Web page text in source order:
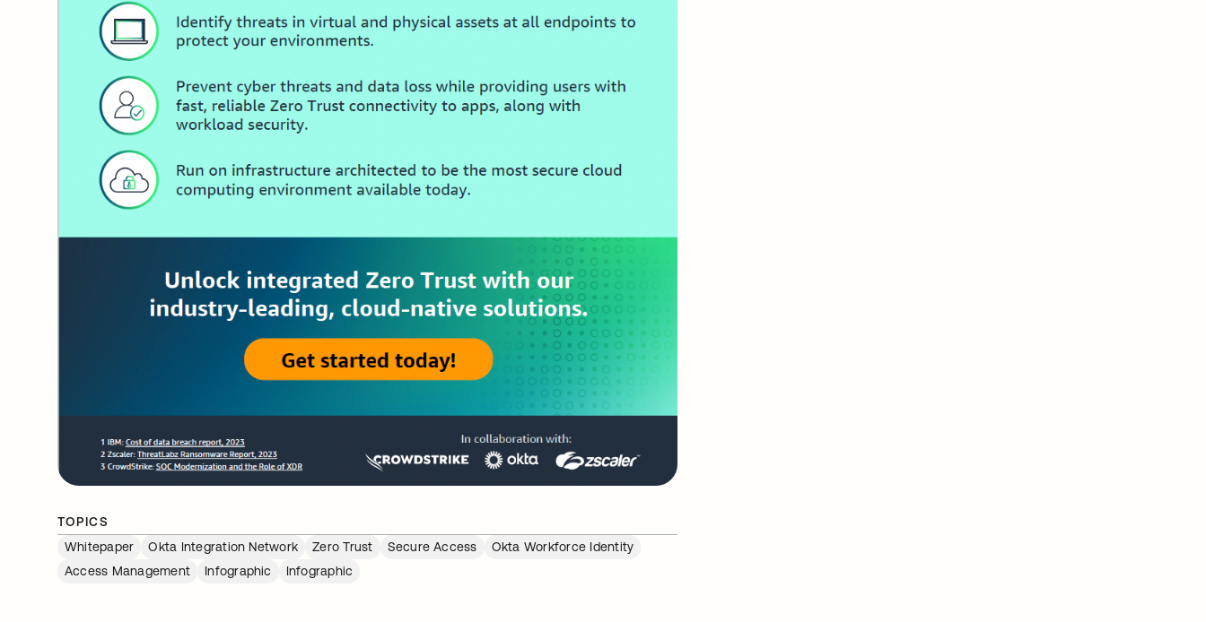
TOPICS
Whitepaper
Okta Integration Network Zero Trust Secure Access
Okta Workforce Identity
Access Management
Infographic Infographic